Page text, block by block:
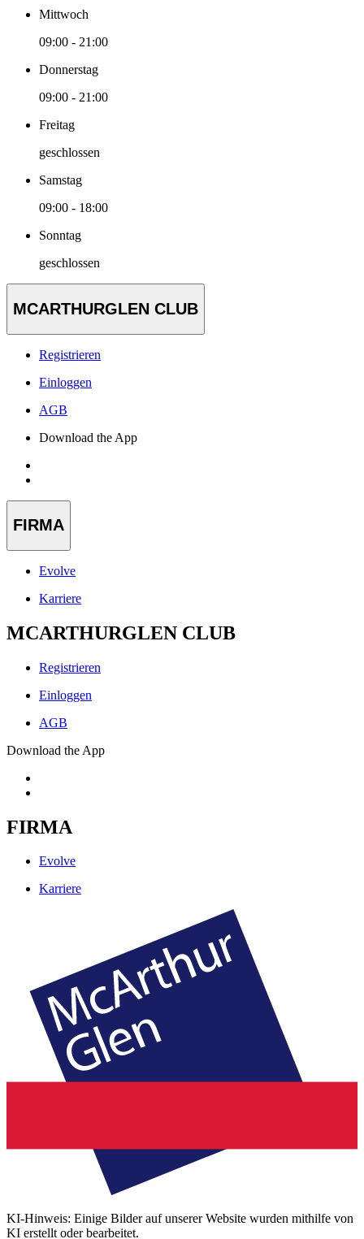
Mittwoch
09:00 - 21:00
Donnerstag
09:00 - 21:00
Freitag
geschlossen
Samstag
09:00 - 18:00
Sonntag
geschlossen
MCARTHURGLEN CLUB
Registrieren
Einloggen
AGB
Download the App
FIRMA
Evolve
Karriere
MCARTHURGLEN CLUB
Registrieren
Einloggen
AGB
Download the App
FIRMA
Evolve
Karriere
KI-Hinweis: Einige Bilder auf unserer Website wurden mithilfe von
KI erstellt oder bearbeitet.